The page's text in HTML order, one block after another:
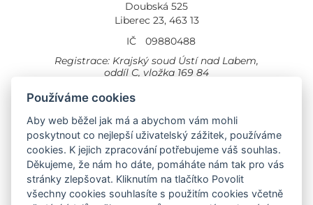
Doubská 525
Liberec 23, 463 13
IČ
09880488
Registrace: Krajský soud Ústí nad Labem,
oddíl C, vložka 169 84
Cookies Všeobecné obchodní podmínky
Provozovna Toyota
Londýnská 558
Liberec, 460 01
Provozovna Toyota Professional
Doubská 660,
Liberec 463 12
Používáme cookies
Aby web běžel jak má a abychom vám mohli
poskytnout co nejlepší uživatelský zážitek, používáme
cookies. K jejich zpracování potřebujeme váš souhlas.
Děkujeme, že nám ho dáte, pomáháte nám tak pro vás
stránky zlepšovat. Kliknutím na tlačítko Povolit
všechny cookies souhlasíte s použitím cookies včetně